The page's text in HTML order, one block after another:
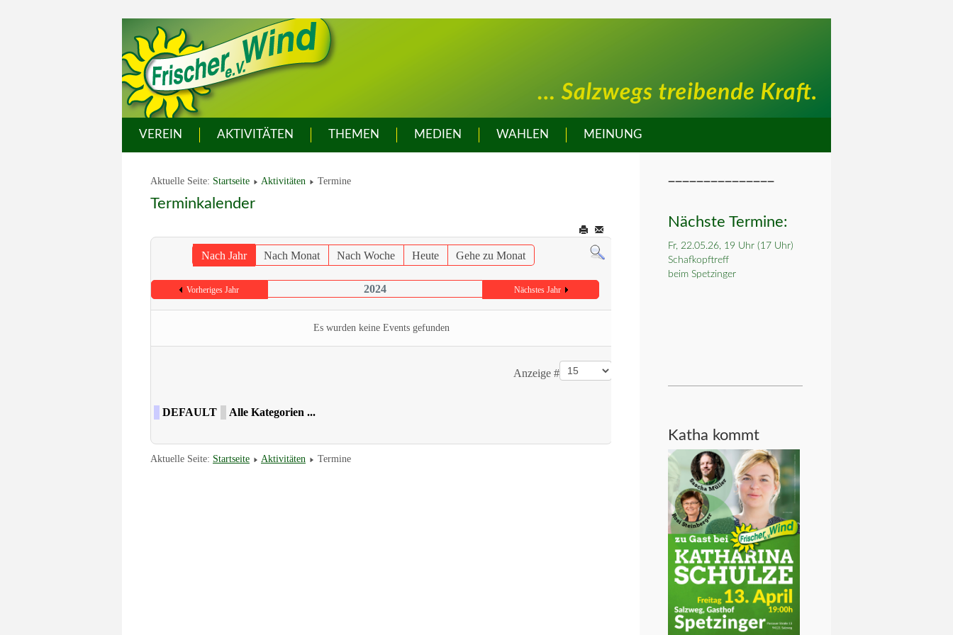
VEREIN AKTIVITÄTEN THEMEN MEDIEN WAHLEN MEINUNG
Aktuelle Seite: Startseite Aktivitäten Termine
Terminkalender
Nach Jahr Nach Monat Nach Woche Heute Gehe zu Monat
Vorheriges Jahr 2024 Nächstes Jahr
Es wurden keine Events gefunden
Anzeige #
DEFAULT Alle Kategorien ...
Aktuelle Seite: Startseite Aktivitäten Termine
Nächste Termine:
Fr, 22.05.26, 19 Uhr (17 Uhr)
Schafkopftreff
beim Spetzinger
Katha kommt